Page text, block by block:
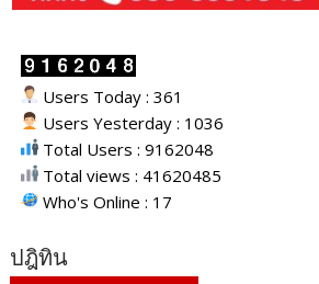
Users Today : 361
Users Yesterday : 1036
Total Users : 9162048
Total views : 41620485
Who's Online : 17
ปฎิทิน